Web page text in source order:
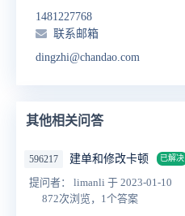
1481227768
联系邮箱
dingzhi@chandao.com
其他相关问答
596217 建单和修改卡顿 已解决
提问者： limanli 于 2023-01-10
872次浏览，1个答案